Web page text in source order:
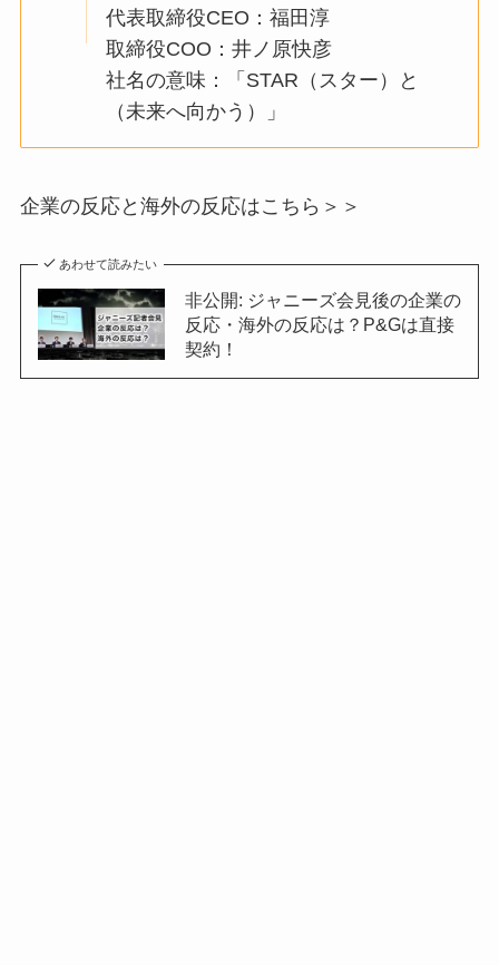
代表取締役CEO：福田淳
取締役COO：井ノ原快彦
社名の意味：「STAR（スター）と
（未来へ向かう）」
企業の反応と海外の反応はこちら＞＞
あわせて読みたい
非公開: ジャニーズ会見後の企業の
反応・海外の反応は？P&Gは直接
契約！